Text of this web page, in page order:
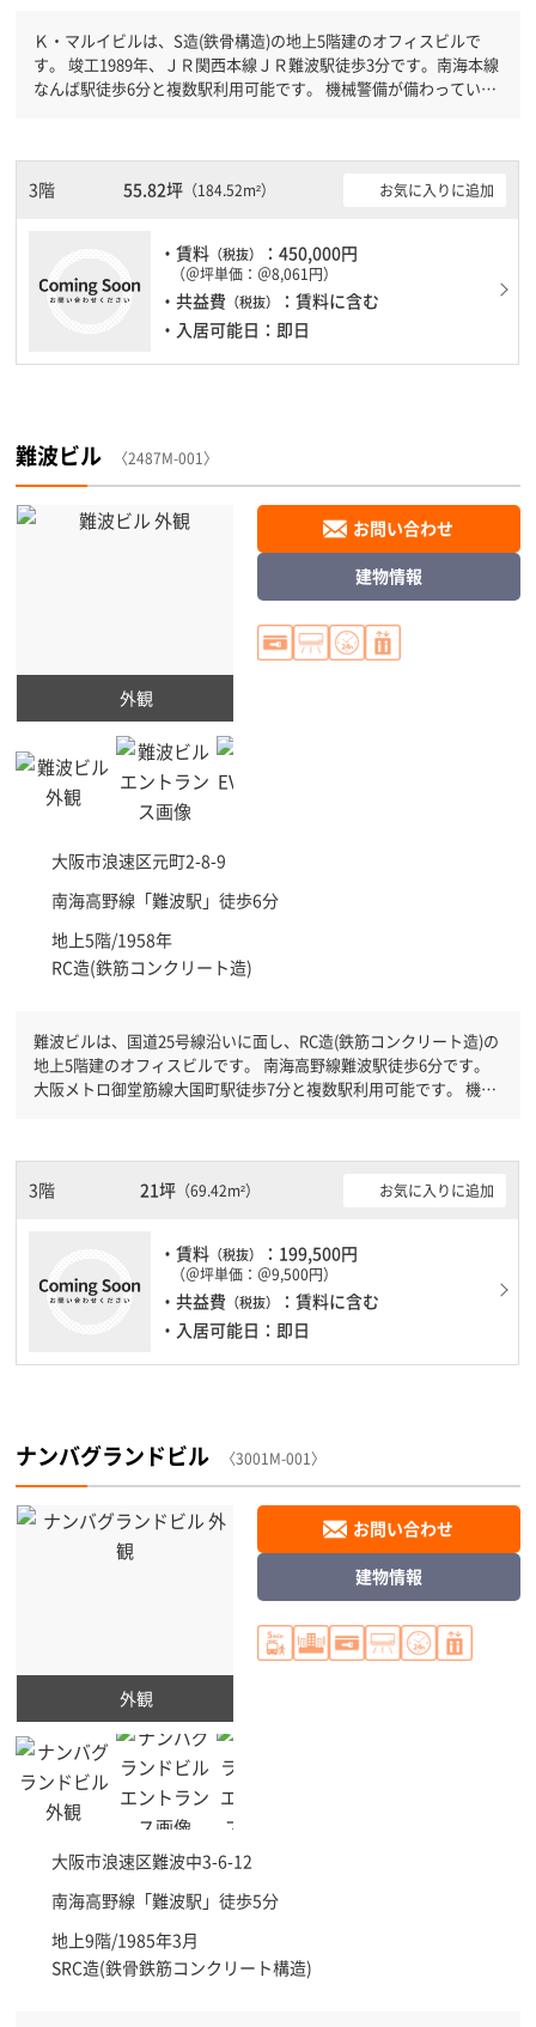
Ｋ・マルイビルは、S造(鉄骨構造)の地上5階建のオフィスビルで
す。 竣工1989年、ＪＲ関西本線ＪＲ難波駅徒歩3分です。南海本線
なんば駅徒歩6分と複数駅利用可能です。 機械警備が備わっていま
可能になりますので時間帯を気にせず利用できます。
3階 55.82坪 （184.52m²） お気に入りに追加
・賃料 （税抜） ：450,000円
（＠坪単価：＠8,061円）
・共益費 （税抜）
：賃料に含む
・入居可能日：即日
難波ビル 〈2487M-001〉
外観
大阪市浪速区元町2-8-9
南海高野線「難波駅 」徒歩6分
地上5階/1958年
RC造(鉄筋コンクリート造)
お問い合わせ
建物情報
難波ビルは、国道25号線沿いに面し、RC造(鉄筋コンクリート造)の
地上5階建のオフィスビルです。 南海高野線難波駅徒歩6分です。
大阪メトロ御堂筋線大国町駅徒歩7分と複数駅利用可能です。 機械
3階 21坪（69.42m²） お気に入りに追加
・賃料 （税抜） ：199,500円
（＠坪単価：＠9,500円）
・共益費 （税抜）
：賃料に含む
・入居可能日：即日
ナンバグランドビル 〈3001M-001〉
外観
大阪市浪速区難波中3-6-12
南海高野線「難波駅 」徒歩5分
地上9階/1985年3月
SRC造(鉄骨鉄筋コンクリート構造)
お問い合わせ
建物情報